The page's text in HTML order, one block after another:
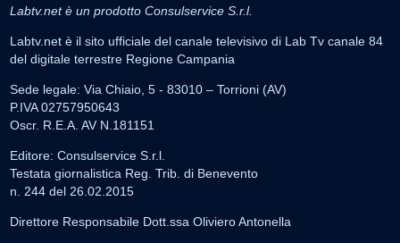
Labtv.net è un prodotto Consulservice S.r.l.
Labtv.net è il sito ufficiale del canale televisivo di Lab Tv canale 84
del digitale terrestre Regione Campania
Sede legale: Via Chiaio, 5 - 83010 – Torrioni (AV)
P.IVA 02757950643
Oscr. R.E.A. AV N.181151
Editore: Consulservice S.r.l.
Testata giornalistica Reg. Trib. di Benevento
n. 244 del 26.02.2015
Direttore Responsabile Dott.ssa Oliviero Antonella